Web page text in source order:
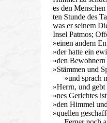
es den
ten Stunde des
was er seinem
Insel Patmos;
»einen andern
»der hatte ein
»den
»Stämmen und
»und sprach
»Herrn, und
»nes Gerichtes
»den Himmel
»quellen